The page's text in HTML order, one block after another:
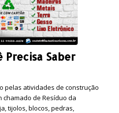
Precisa Saber
pelas atividades de construção
chamado de Resíduo da
tijolos, blocos, pedras,